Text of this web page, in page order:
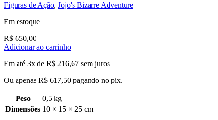
Figuras de Ação, Jojo's Bizarre Adventure
Em estoque
R$ 650,00
Adicionar ao carrinho
Em até 3x de R$ 216,67 sem juros
Ou apenas R$ 617,50 pagando no pix.
Peso
0,5 kg
Dimensões 10 × 15 × 25 cm